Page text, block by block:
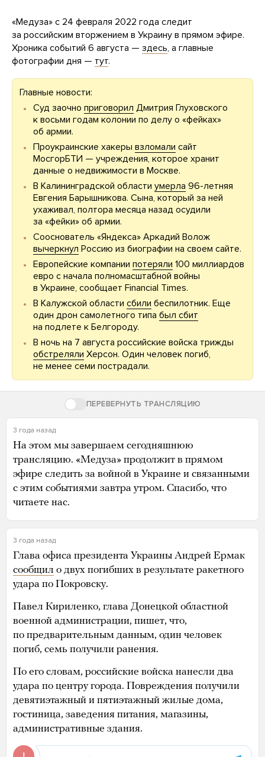
«Медуза» с 24 февраля 2022 года следит
за российским вторжением в Украину в прямом эфире.
Хроника событий 6 августа — здесь, а главные
фотографии дня — тут.
Главные новости:
Суд заочно приговорил Дмитрия Глуховского
к восьми годам колонии по делу о «фейках»
об армии.
Проукраинские хакеры взломали сайт
МосгорБТИ — учреждения, которое хранит
данные о недвижимости в Москве.
В Калининградской области умерла 96-летняя
Евгения Барышникова. Сына, который за ней
ухаживал, полтора месяца назад осудили
за «фейки» об армии.
Сооснователь «Яндекса» Аркадий Волож
вычеркнул Россию из биографии на своем сайте.
Европейские компании потеряли 100 миллиардов
евро с начала полномасштабной войны
в Украине, сообщает Financial Times.
В Калужской области сбили беспилотник. Еще
один дрон самолетного типа был сбит
на подлете к Белгороду.
В ночь на 7 августа российские войска трижды
обстреляли Херсон. Один человек погиб,
не менее семи пострадали.
ПЕРЕВЕРНУТЬ ТРАНСЛЯЦИЮ
3 года назад
На этом мы завершаем сегодняшнюю
трансляцию. «Mедуза» продолжит в прямом
эфире следить за войной в Украине и связанными
с этим событиями завтра утром. Спасибо, что
читаете нас.
3 года назад
Глава офиса президента Украины Андрей Ермак
сообщил о двух погибших в результате ракетного
удара по Покровску.
Павел Кириленко, глава Донецкой областной
военной администрации, пишет, что,
по предварительным данным, один человек
погиб, семь получили ранения.
По его словам, российские войска нанесли два
удара по центру города. Повреждения получили
девятиэтажный и пятиэтажный жилые дома,
гостиница, заведения питания, магазины,
административные здания.